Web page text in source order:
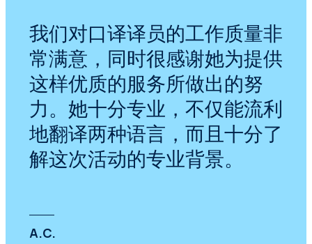
我们对口译译员的工作质量非
常满意，同时很感谢她为提供
这样优质的服务所做出的努
力。她十分专业，不仅能流利
地翻译两种语言，而且十分了
解这次活动的专业背景。
A.C.